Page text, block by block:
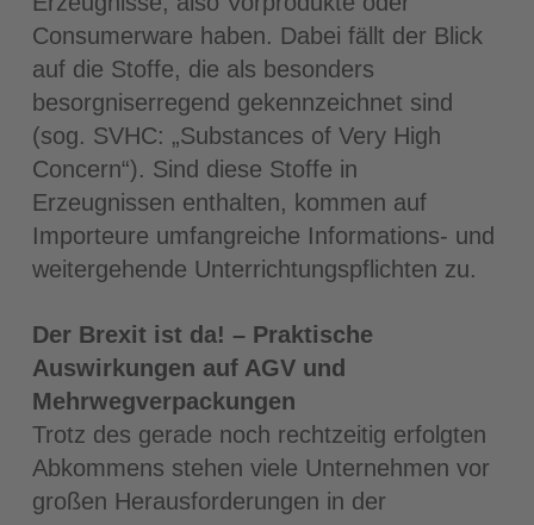
Consumerware haben. Dabei fällt der Blick
auf die Stoffe, die als besonders
besorgniserregend gekennzeichnet sind
(sog. SVHC: „Substances of Very High
Concern“). Sind diese Stoffe in
Erzeugnissen enthalten, kommen auf
Importeure umfangreiche Informations- und
weitergehende Unterrichtungspflichten zu.
Der Brexit ist da! – Praktische
Auswirkungen auf AGV und
Mehrwegverpackungen
Trotz des gerade noch rechtzeitig erfolgten
Abkommens stehen viele Unternehmen vor
großen Herausforderungen in der